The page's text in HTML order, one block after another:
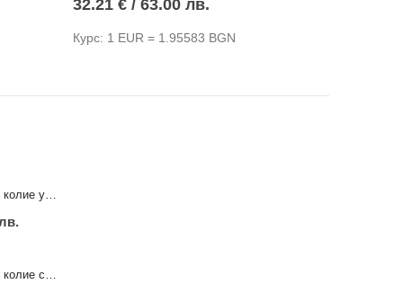
32.21 € / 63.00 лв.
Курс: 1 EUR = 1.95583 BGN
Ръчно изработено колие с хематит Кръст Михаил